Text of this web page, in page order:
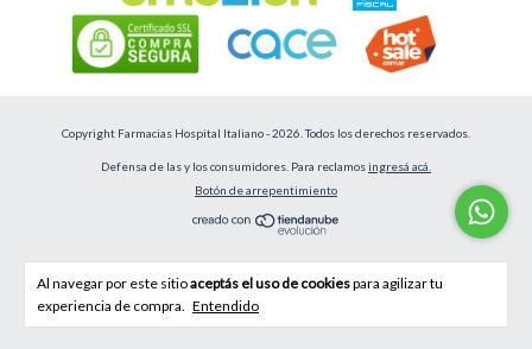
Al navegar por este sitioaceptás el uso de cookiespara agilizar tu
experiencia de compra. Entendido
Copyright Farmacias Hospital Italiano - 2026. Todos los derechos reservados.
Defensa de las y los consumidores. Para reclamosingresá acá.
Botón de arrepentimiento